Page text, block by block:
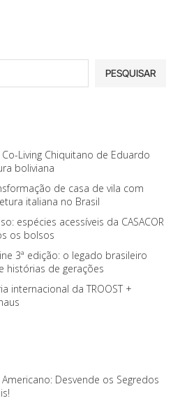
PESQUISAR
Co-Living Chiquitano de Eduardo
boliviana
de casa de vila com
italiana no Brasil
espécies acessíveis da CASACOR
os bolsos
3ª edição: o legado brasileiro
histórias de gerações
internacional da TROOST +
Desvende os Segredos